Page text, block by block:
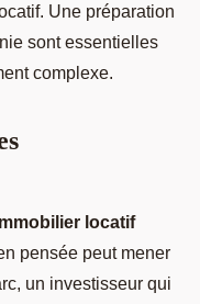
Une préparation
sont essentielles
complexe.
locatif
pensée peut mener
un investisseur qui